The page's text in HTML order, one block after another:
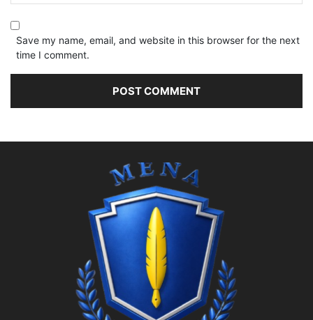
Save my name, email, and website in this browser for the next
time I comment.